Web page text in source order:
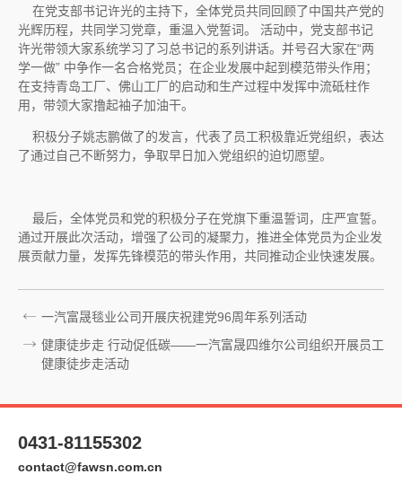
在党支部书记许光的主持下，全体党员共同回顾了中国共产党的
光辉历程，共同学习党章，重温入党誓词。 活动中，党支部书记
许光带领大家系统学习了习总书记的系列讲话。并号召大家在“两
学一做” 中争作一名合格党员；在企业发展中起到模范带头作用；
在支持青岛工厂、佛山工厂的启动和生产过程中发挥中流砥柱作
用，带领大家撸起袖子加油干。
积极分子姚志鹏做了的发言，代表了员工积极靠近党组织，表达
了通过自己不断努力，争取早日加入党组织的迫切愿望。
最后，全体党员和党的积极分子在党旗下重温誓词，庄严宣誓。
通过开展此次活动，增强了公司的凝聚力，推进全体党员为企业发
展贡献力量，发挥先锋模范的带头作用，共同推动企业快速发展。
一汽富晟毯业公司开展庆祝建党96周年系列活动
健康徒步走 行动促低碳——一汽富晟四维尔公司组织开展员工
健康徒步走活动
0431-81155302
contact@fawsn.com.cn